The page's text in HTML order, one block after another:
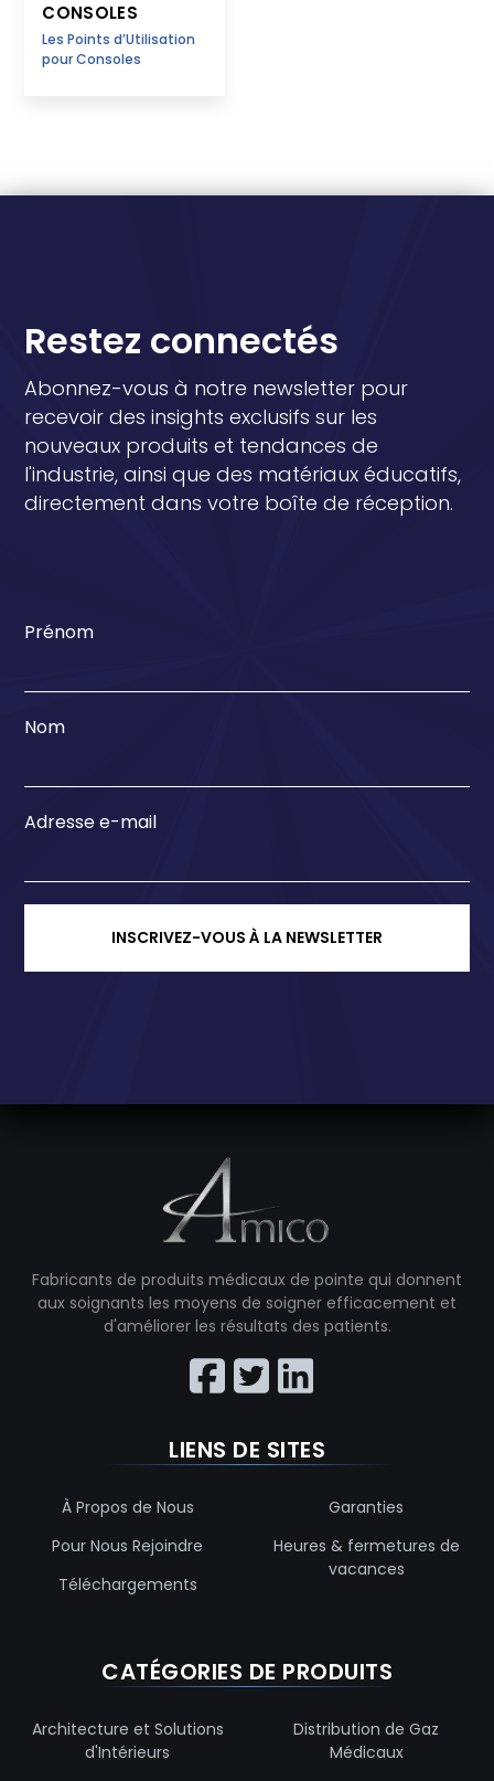
CONSOLES
Les Points d’Utilisation
pour Consoles
Restez connectés
Abonnez-vous à notre newsletter pour
recevoir des insights exclusifs sur les
nouveaux produits et tendances de
l'industrie, ainsi que des matériaux éducatifs,
directement dans votre boîte de réception.
Prénom
Nom
Adresse e-mail
INSCRIVEZ-VOUS À LA NEWSLETTER
Fabricants de produits médicaux de pointe qui donnent
aux soignants les moyens de soigner efficacement et
d'améliorer les résultats des patients.
LIENS DE SITES
À Propos de Nous
Pour Nous Rejoindre
Téléchargements
Garanties
Heures & fermetures de
vacances
CATÉGORIES DE PRODUITS
Architecture et Solutions
d'Intérieurs
Distribution de Gaz
Médicaux